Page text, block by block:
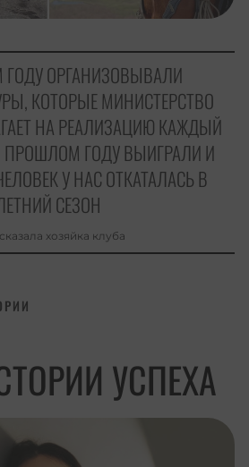
ОРГАНИЗОВЫВАЛИ
КОТОРЫЕ МИНИСТЕРСТВО
НА РЕАЛИЗАЦИЮ КАЖДЫЙ
ПРОШЛОМ ГОДУ ВЫИГРАЛИ И
У НАС ОТКАТАЛАСЬ В
СЕЗОН
хозяйка клуба
УСПЕХА